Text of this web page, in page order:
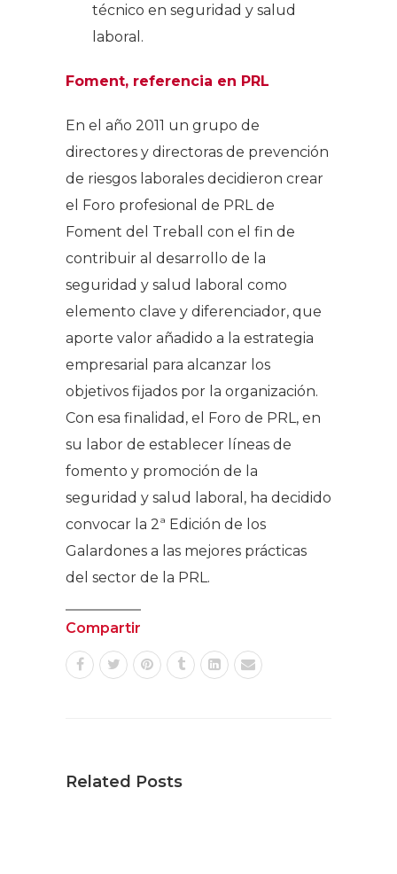
técnico en seguridad y salud
laboral.
Foment, referencia en PRL
En el año 2011 un grupo de
directores y directoras de prevención
de riesgos laborales decidieron crear
el Foro profesional de PRL de
Foment del Treball con el fin de
contribuir al desarrollo de la
seguridad y salud laboral como
elemento clave y diferenciador, que
aporte valor añadido a la estrategia
empresarial para alcanzar los
objetivos fijados por la organización.
Con esa finalidad, el Foro de PRL, en
su labor de establecer líneas de
fomento y promoción de la
seguridad y salud laboral, ha decidido
convocar la 2ª Edición de los
Galardones a las mejores prácticas
del sector de la PRL.
Compartir
Related Posts